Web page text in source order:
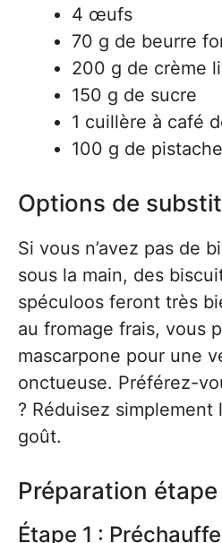
4 œufs
70 g de beurre
200 g de crème
150 g de sucre
1 cuillère à café
100 g de
Options de
Si vous n’avez pas de
sous la main, des
spéculoos feront très
au fromage frais, vous
mascarpone pour une
onctueuse. Préférez-
? Réduisez
goût.
Préparation
Étape 1 :